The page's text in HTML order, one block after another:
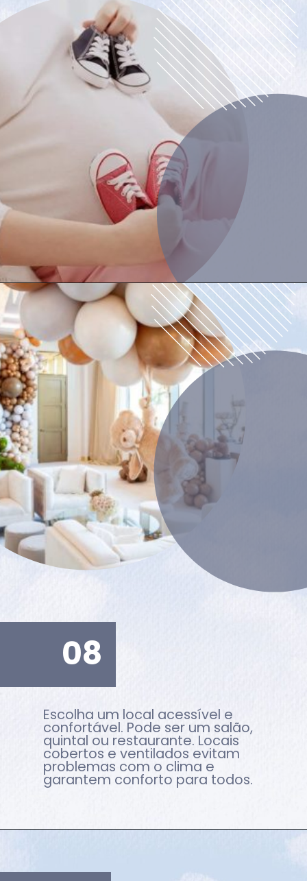
Escolha um local acessível e
confortável. Pode ser um salão,
quintal ou restaurante. Locais
cobertos e ventilados evitam
problemas com o clima e
garantem conforto para todos.
08